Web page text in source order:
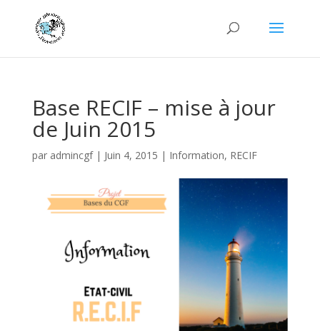
Base RECIF – mise à jour
de Juin 2015
par admincgf| Juin 4, 2015 | Information, RECIF